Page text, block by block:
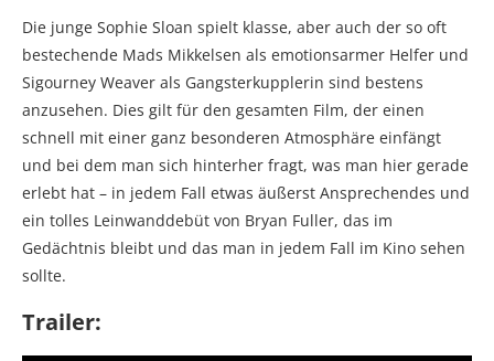
Die junge Sophie Sloan spielt klasse, aber auch der so oft
bestechende Mads Mikkelsen als emotionsarmer Helfer und
Sigourney Weaver als Gangsterkupplerin sind bestens
anzusehen. Dies gilt für den gesamten Film, der einen
schnell mit einer ganz besonderen Atmosphäre einfängt
und bei dem man sich hinterher fragt, was man hier gerade
erlebt hat – in jedem Fall etwas äußerst Ansprechendes und
ein tolles Leinwanddebüt von Bryan Fuller, das im
Gedächtnis bleibt und das man in jedem Fall im Kino sehen
sollte.
Trailer: